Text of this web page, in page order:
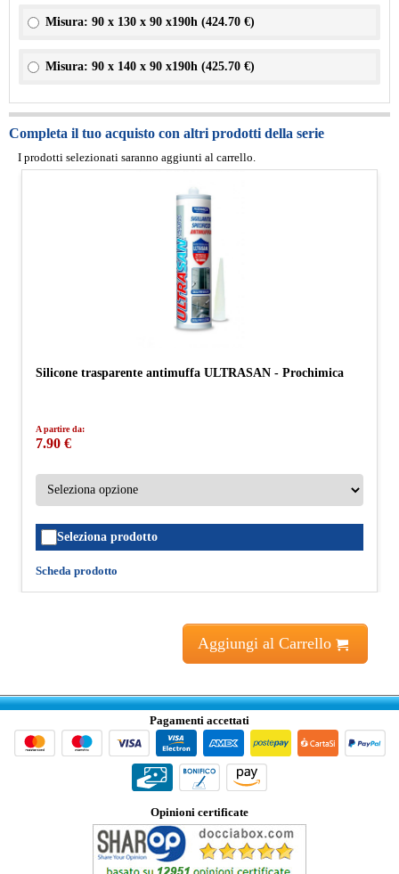
Misura: 90 x 130 x 90 x190h (424.70 €)
Misura: 90 x 140 x 90 x190h (425.70 €)
Completa il tuo acquisto con altri prodotti della serie
I prodotti selezionati saranno aggiunti al carrello.
Silicone trasparente antimuffa ULTRASAN - Prochimica
A partire da:
7.90 €
Seleziona prodotto
Scheda prodotto
Aggiungi al Carrello
Pagamenti accettati
Opinioni certificate